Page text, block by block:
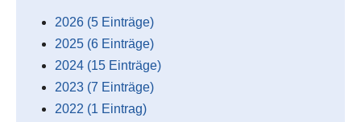
2026 (5 Einträge)
2025 (6 Einträge)
2024 (15 Einträge)
2023 (7 Einträge)
2022 (1 Eintrag)